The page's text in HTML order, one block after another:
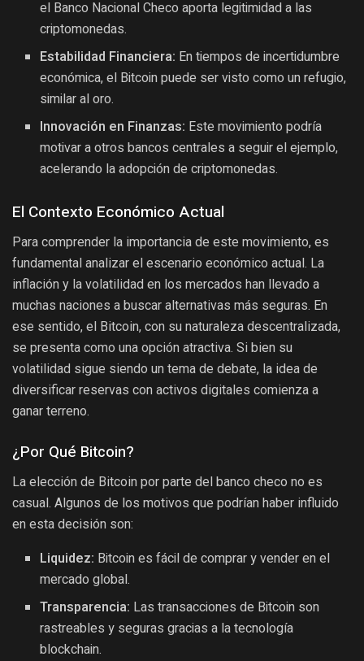
el Banco Nacional Checo aporta legitimidad a las
criptomonedas.
Estabilidad Financiera: En tiempos de incertidumbre
económica, el Bitcoin puede ser visto como un refugio,
similar al oro.
Innovación en Finanzas: Este movimiento podría
motivar a otros bancos centrales a seguir el ejemplo,
acelerando la adopción de criptomonedas.
El Contexto Económico Actual
Para comprender la importancia de este movimiento, es
fundamental analizar el escenario económico actual. La
inflación y la volatilidad en los mercados han llevado a
muchas naciones a buscar alternativas más seguras. En
ese sentido, el Bitcoin, con su naturaleza descentralizada,
se presenta como una opción atractiva. Si bien su
volatilidad sigue siendo un tema de debate, la idea de
diversificar reservas con activos digitales comienza a
ganar terreno.
¿Por Qué Bitcoin?
La elección de Bitcoin por parte del banco checo no es
casual. Algunos de los motivos que podrían haber influido
en esta decisión son:
Liquidez: Bitcoin es fácil de comprar y vender en el
mercado global.
Transparencia: Las transacciones de Bitcoin son
rastreables y seguras gracias a la tecnología
blockchain.